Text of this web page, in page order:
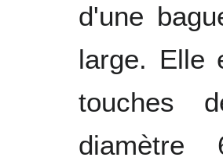
d'une
large. Elle
touches